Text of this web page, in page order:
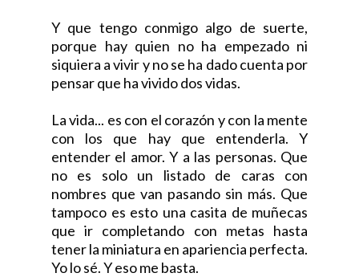
Y que tengo conmigo algo de suerte,
porque hay quien no ha empezado ni
siquiera a vivir y no se ha dado cuenta por
pensar que ha vivido dos vidas.
La vida... es con el corazón y con la mente
con los que hay que entenderla. Y
entender el amor. Y a las personas. Que
no es solo un listado de caras con
nombres que van pasando sin más. Que
tampoco es esto una casita de muñecas
que ir completando con metas hasta
tener la miniatura en apariencia perfecta.
Yo lo sé. Y eso me basta.